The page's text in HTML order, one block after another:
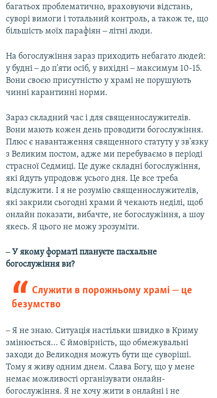
багатьох проблематично, враховуючи відстань,
суворі вимоги і тотальний контроль, а також те, що
більшість моїх парафіян ‒ літні люди.
На богослужіння зараз приходить небагато людей:
у будні ‒ до п'яти осіб, у вихідні ‒ максимум 10-15.
Вони своєю присутністю у храмі не порушують
чинні карантинні норми.
Зараз складний час і для священнослужителів.
Вони мають кожен день проводити богослужіння.
Плюс є навантаження священного статуту у зв'язку
з Великим постом, адже ми перебуваємо в періоді
страсної Седмиці. Це дуже складні богослужіння,
які йдуть упродовж усього дня. Це все треба
відслужити. І я не розумію священнослужителів,
які закрили сьогодні храми й чекають неділі, щоб
онлайн показати, вибачте, не богослужіння, а шоу
якесь. Я цього не можу зрозуміти.
‒ У якому форматі плануєте пасхальне
богослужіння ви?
Служити в порожньому храмі ‒ це
безумство
‒ Я не знаю. Ситуація настільки швидко в Криму
змінюється... Є ймовірність, що обмежувальні
заходи до Великодня можуть бути ще суворіші.
Тому я живу одним днем. Слава Богу, що у мене
немає можливості організувати онлайн-
богослужіння. Я не хочу жити в онлайні і не